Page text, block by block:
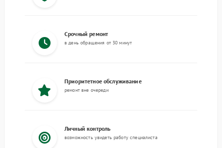
Срочный ремонт
в день обращения от 30 минут
Приоритетное обслуживание
ремонт вне очереди
Личный контроль
возможность увидеть работу специалиста